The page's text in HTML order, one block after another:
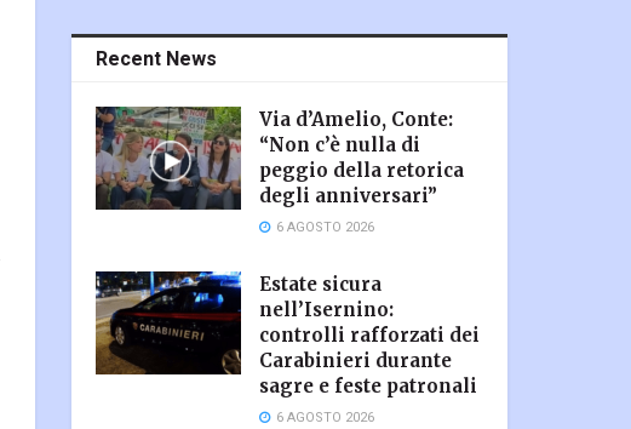
Recent News
Via d’Amelio, Conte:
“Non c’è nulla di
peggio della retorica
degli anniversari”
6 AGOSTO 2026
Estate sicura
nell’Isernino:
controlli rafforzati dei
Carabinieri durante
sagre e feste patronali
6 AGOSTO 2026